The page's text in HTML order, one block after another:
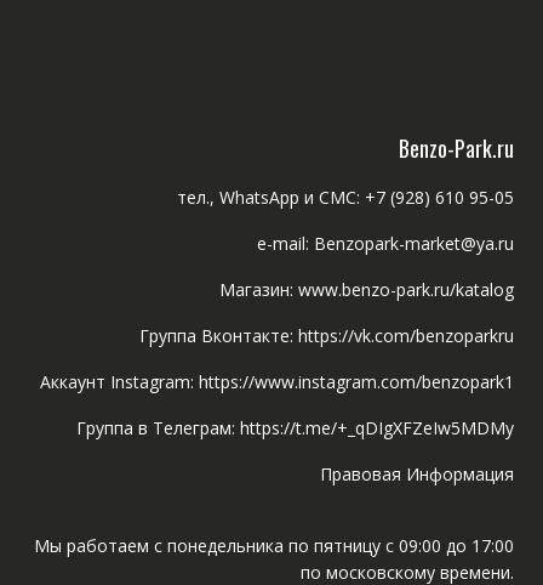
Benzo-Park.ru
тел., WhatsApp и СМС: +7 (928) 610 95-05
e-mail: Benzopark-market@ya.ru
Магазин: www.benzo-park.ru/katalog
Группа Вконтакте: https://vk.com/benzoparkru
Аккаунт Instagram: https://www.instagram.com/benzopark1
Группа в Телеграм: https://t.me/+_qDIgXFZeIw5MDMy
Правовая Информация
Мы работаем с понедельника по пятницу с 09:00 до 17:00
по московскому времени.